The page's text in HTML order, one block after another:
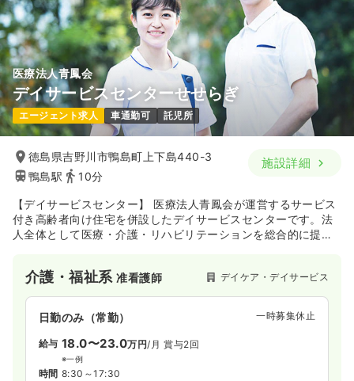
医療法人青鳳会
デイサービスセンターせせらぎ
エージェント求人 車通勤可 託児所
徳島県吉野川市鴨島町上下島440-3
鴨島駅
10分
施設詳細
【デイサービスセンター】 医療法人青鳳会が運営するサービス
付き高齢者向け住宅を併設したデイサービスセンターです。法
人全体として医療・介護・リハビリテーションを総合的に提供
介護・福祉系准看護師 デイケア・デイサービス
日勤のみ（常勤） 一時募集休止
給与 18.0〜23.0万円/月 賞与2回
※一例
時間 8:30～17:30